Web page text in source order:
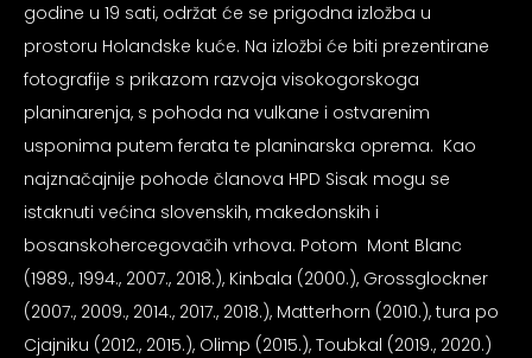
godine u 19 sati, održat će se prigodna izložba u
prostoru Holandske kuće. Na izložbi će biti prezentirane
fotografije s prikazom razvoja visokogorskoga
planinarenja, s pohoda na vulkane i ostvarenim
usponima putem ferata te planinarska oprema. Kao
najznačajnije pohode članova HPD Sisak mogu se
istaknuti većina slovenskih, makedonskih i
bosanskohercegovačih vrhova. Potom Mont Blanc
(1989., 1994., 2007., 2018.), Kinbala (2000.), Grossglockner
(2007., 2009., 2014., 2017., 2018.), Matterhorn (2010.), tura po
Cjajniku (2012., 2015.), Olimp (2015.), Toubkal (2019., 2020.)
vida